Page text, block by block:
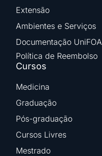
Extensão
Ambientes e Serviços
Documentação UniFOA
Política de Reembolso
Cursos
Medicina
Graduação
Pós-graduação
Cursos Livres
Mestrado